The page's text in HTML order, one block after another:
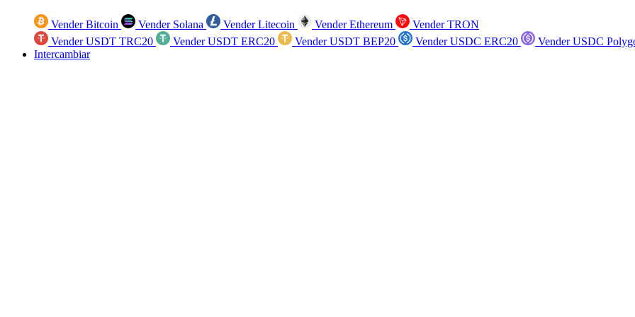
Vender Bitcoin Vender Solana Vender Litecoin Vender Ethereum
Vender TRON
Vender USDT TRC20
Vender USDT ERC20 Vender USDT BEP20 Vender USDC ERC20
Vender USDC
Intercambiar